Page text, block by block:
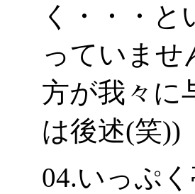
く・・・
っていませ
方が我々に
は後述(笑))
04.いっぷ